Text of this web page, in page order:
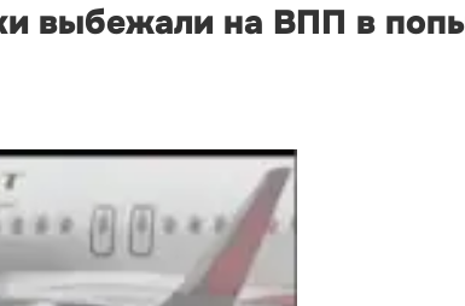
выбежали на ВПП в